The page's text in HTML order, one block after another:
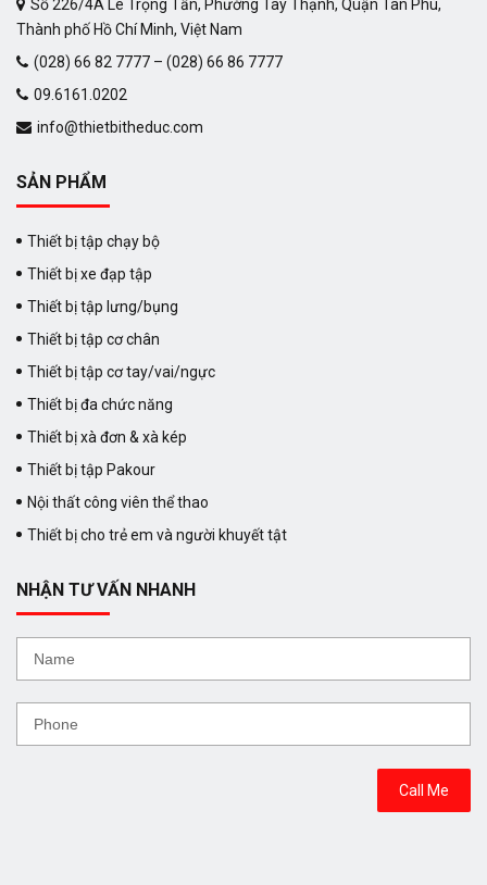
Số 226/4A Lê Trọng Tấn, Phường Tây Thạnh, Quận Tân Phú,
Thành phố Hồ Chí Minh, Việt Nam
(028) 66 82 7777 – (028) 66 86 7777
09.6161.0202
info@thietbitheduc.com
SẢN PHẨM
Thiết bị tập chạy bộ
Thiết bị xe đạp tập
Thiết bị tập lưng/bụng
Thiết bị tập cơ chân
Thiết bị tập cơ tay/vai/ngực
Thiết bị đa chức năng
Thiết bị xà đơn & xà kép
Thiết bị tập Pakour
Nội thất công viên thể thao
Thiết bị cho trẻ em và người khuyết tật
NHẬN TƯ VẤN NHANH